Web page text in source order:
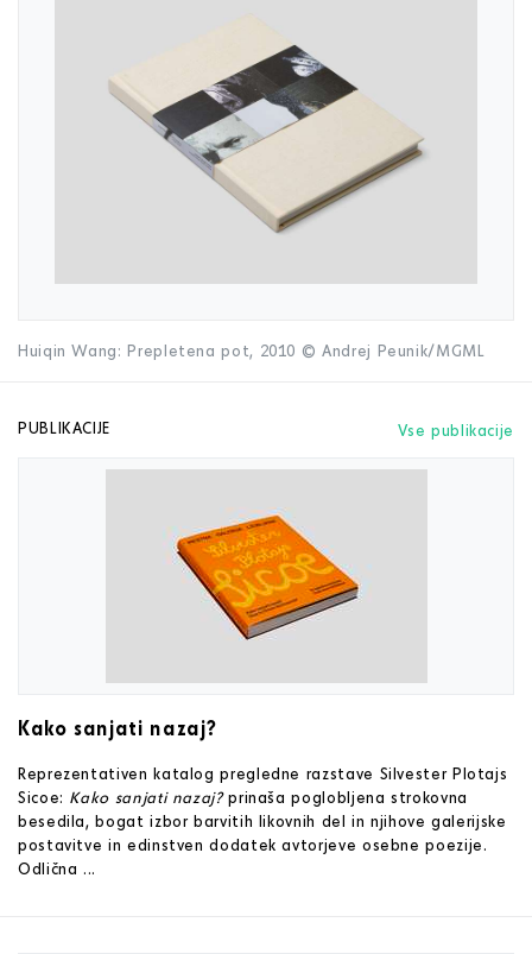
Huiqin Wang: Prepletena pot, 2010 © Andrej Peunik/MGML
Vse publikacije
PUBLIKACIJE
Kako sanjati nazaj?
Reprezentativen katalog pregledne razstave Silvester Plotajs
Sicoe: Kako sanjati nazaj?prinaša poglobljena strokovna
besedila, bogat izbor barvitih likovnih del in njihove galerijske
postavitve in edinstven dodatek avtorjeve osebne poezije.
Odlična ...